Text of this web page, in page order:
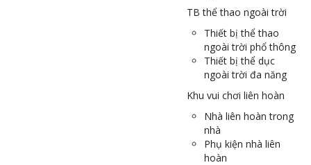
TB thể thao ngoài trời
Thiết bị thể thao
ngoài trời phổ thông
Thiết bị thể dục
ngoài trời đa năng
Khu vui chơi liên hoàn
Nhà liên hoàn trong
nhà
Phụ kiện nhà liên
hoàn